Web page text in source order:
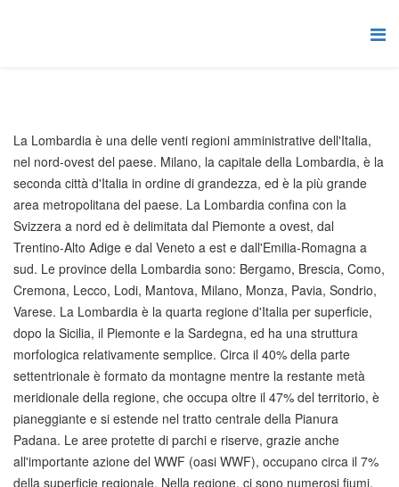
La Lombardia è una delle venti regioni amministrative dell'Italia,
nel nord-ovest del paese. Milano, la capitale della Lombardia, è la
seconda città d'Italia in ordine di grandezza, ed è la più grande
area metropolitana del paese. La Lombardia confina con la
Svizzera a nord ed è delimitata dal Piemonte a ovest, dal
Trentino-Alto Adige e dal Veneto a est e dall'Emilia-Romagna a
sud. Le province della Lombardia sono: Bergamo, Brescia, Como,
Cremona, Lecco, Lodi, Mantova, Milano, Monza, Pavia, Sondrio,
Varese. La Lombardia è la quarta regione d'Italia per superficie,
dopo la Sicilia, il Piemonte e la Sardegna, ed ha una struttura
morfologica relativamente semplice. Circa il 40% della parte
settentrionale è formato da montagne mentre la restante metà
meridionale della regione, che occupa oltre il 47% del territorio, è
pianeggiante e si estende nel tratto centrale della Pianura
Padana. Le aree protette di parchi e riserve, grazie anche
all'importante azione del WWF (oasi WWF), occupano circa il 7%
della superficie regionale. Nella regione, ci sono numerosi fiumi,